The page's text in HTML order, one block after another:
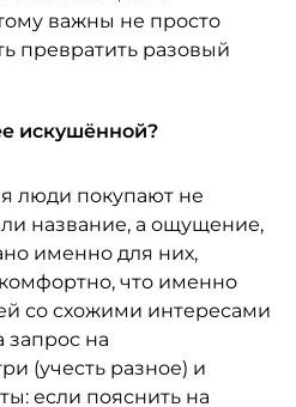
важны не просто
превратить разовый
искушённой?
люди покупают не
название, а ощущение,
именно для них,
что именно
со схожими интересами
запрос на
(учесть разное) и
если пояснить на